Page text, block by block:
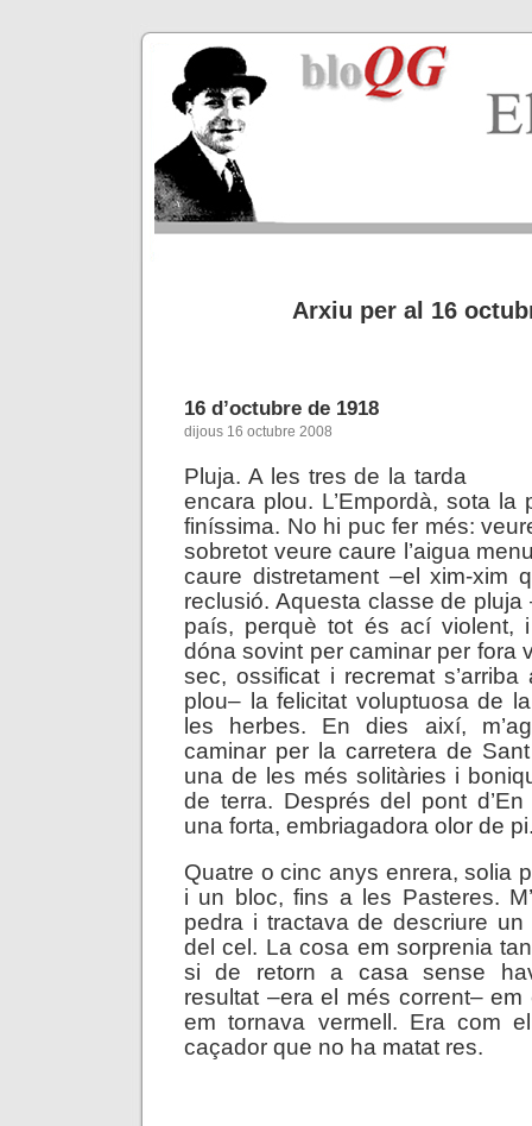
Arxiu per al 16
16 d’octubre de 1918
dijous 16 octubre 2008
Pluja. A les tres de la tarda
encara plou. L’Empordà, sota la
finíssima. No hi puc fer més:
sobretot veure caure l’aigua
caure distretament –el xim-xim
reclusió. Aquesta classe de
país, perquè tot és ací violent,
dóna sovint per caminar per fora
sec, ossificat i recremat
plou– la felicitat voluptuosa de
les herbes. En dies així,
caminar per la carretera de
una de les més solitàries i
de terra. Després del pont d’En
una forta, embriagadora olor de
Quatre o cinc anys enrera, solia
i un bloc, fins a les Pasteres.
pedra i tractava de descriure
del cel. La cosa em sorprenia
si de retorn a casa sense
resultat –era el més corrent–
em tornava vermell. Era com
caçador que no ha matat res.